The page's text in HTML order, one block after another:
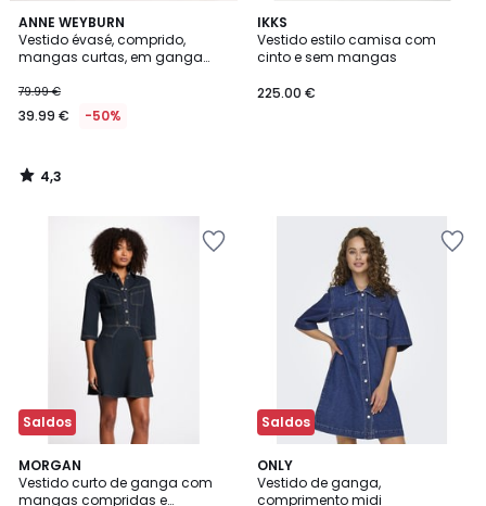
ANNE WEYBURN
Vestido évasé, comprido,
mangas curtas, em ganga
79.99 €
39.99 € -50%
4,3
/ 5
4,3
/
IKKS
Vestido estilo camisa com
cinto e sem mangas
225.00 €
Saldos
MORGAN
Vestido curto de ganga com
mangas compridas e
Saldos
ONLY
Vestido de ganga,
comprimento midi
5
/
5